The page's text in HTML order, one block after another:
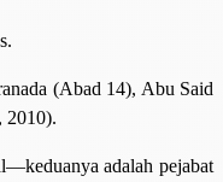
(Abad 14), Abu Said
2010).
adalah pejabat